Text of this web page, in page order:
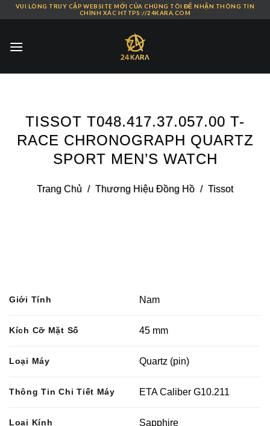
Skip
content
VUI LÒNG TRUY CẬP WEBSITE MỚI CỦA CHÚNG TÔI ĐỂ NHẬN THÔNG TIN
CHÍNH XÁC HTTPS://24KARA.COM
TISSOT T048.417.37.057.00 T-
RACE CHRONOGRAPH QUARTZ
SPORT MEN’S WATCH
Trang Chủ / Thương Hiệu Đồng Hồ / Tissot
Giới Tính Nam
Kích Cỡ Mặt Số 45 mm
Loại Máy Quartz (pin)
Thông Tin Chi Tiết Máy ETA Caliber G10.211
Loại Kính Sapphire